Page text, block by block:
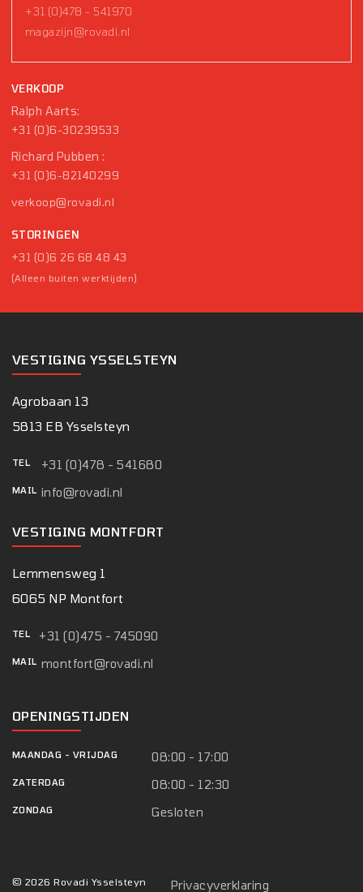
+31 (0)478 - 541970
magazijn@rovadi.nl
VERKOOP
Ralph Aarts:
+31 (0)6-30239533
Richard Pubben :
+31 (0)6-82140299
verkoop@rovadi.nl
STORINGEN
+31 (0)6 26 68 48 43
(Alleen buiten werktijden)
VESTIGING YSSELSTEYN
Agrobaan 13
5813 EB Ysselsteyn
TEL +31 (0)478 - 541680
MAIL info@rovadi.nl
VESTIGING MONTFORT
Lemmensweg 1
6065 NP Montfort
TEL +31 (0)475 - 745090
MAIL montfort@rovadi.nl
OPENINGSTIJDEN
MAANDAG - VRIJDAG 08:00 - 17:00
ZATERDAG 08:00 - 12:30
ZONDAG Gesloten
© 2026 Rovadi Ysselsteyn Privacyverklaring